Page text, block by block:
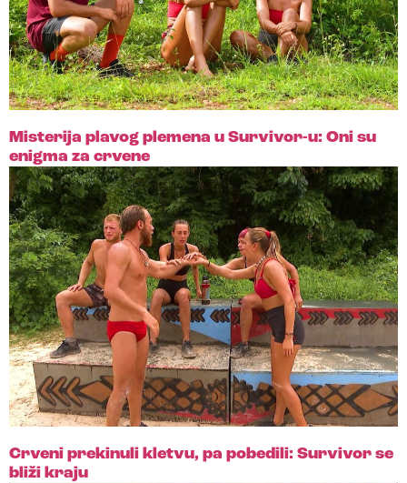
Misterija plavog plemena u Survivor-u: Oni su
enigma za crvene
Crveni prekinuli kletvu, pa pobedili: Survivor se
bliži kraju